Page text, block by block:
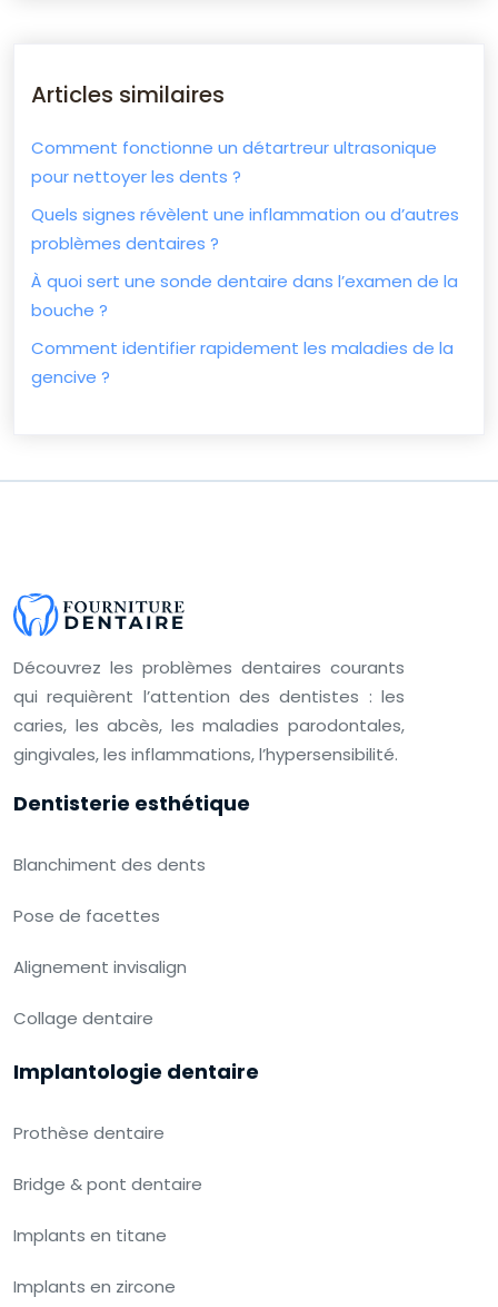
Articles similaires
Comment fonctionne un détartreur ultrasonique
pour nettoyer les dents ?
Quels signes révèlent une inflammation ou d’autres
problèmes dentaires ?
À quoi sert une sonde dentaire dans l’examen de la
bouche ?
Comment identifier rapidement les maladies de la
gencive ?
Découvrez les problèmes dentaires courants
qui requièrent l’attention des dentistes : les
caries, les abcès, les maladies parodontales,
gingivales, les inflammations, l’hypersensibilité.
Dentisterie esthétique
Blanchiment des dents
Pose de facettes
Alignement invisalign
Collage dentaire
Implantologie dentaire
Prothèse dentaire
Bridge & pont dentaire
Implants en titane
Implants en zircone